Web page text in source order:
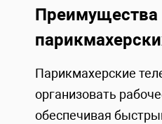
Преимущества
Парикмахерские
организовать
обеспечивая